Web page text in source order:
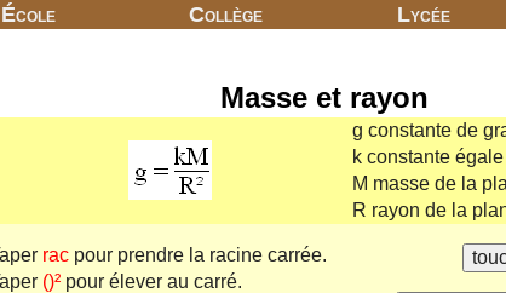
École Collège Lycée
Masse et rayon
g constante de
k constante
M masse de la
R rayon de la
racpour prendre la racine carrée.
()²pour élever au carré.